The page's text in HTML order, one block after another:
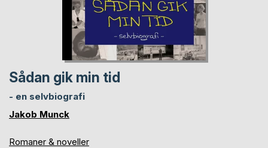
Sådan gik min tid
- en selvbiografi
Jakob Munck
Romaner & noveller